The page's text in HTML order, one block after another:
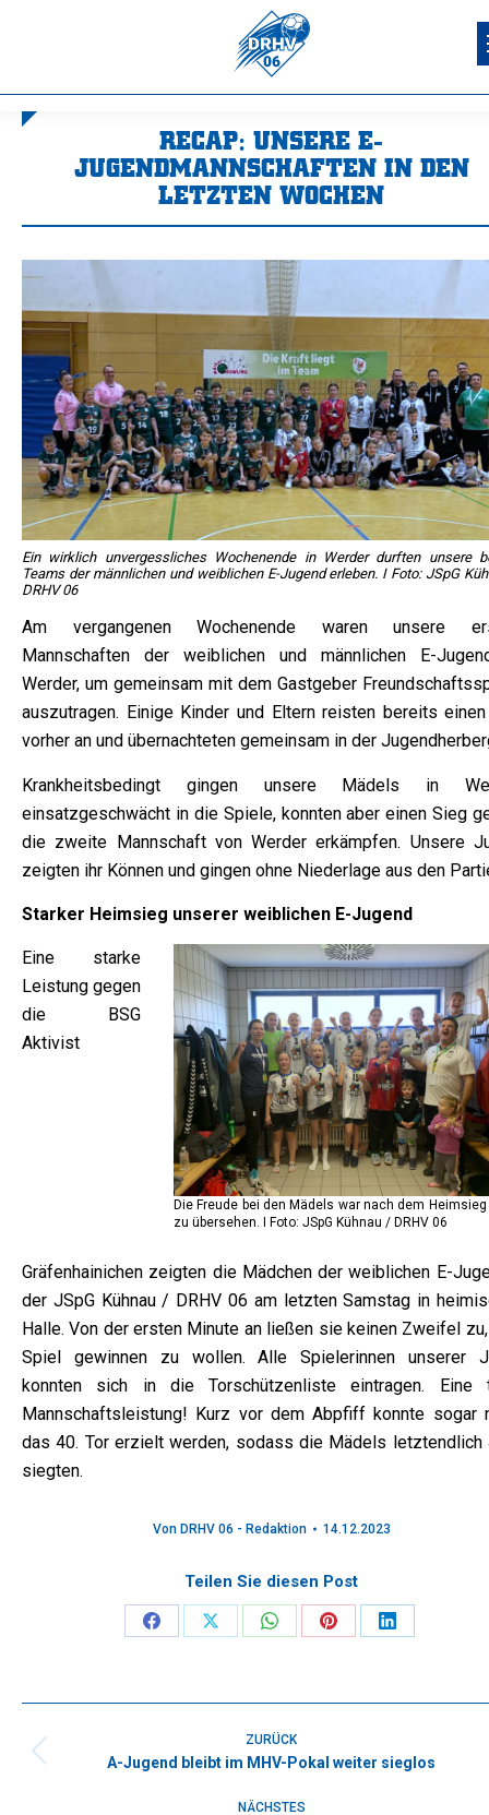
RECAP: UNSERE E-
JUGENDMANNSCHAFTEN IN DEN
LETZTEN WOCHEN
Ein wirklich unvergessliches Wochenende in Werder durften unsere
Teams der männlichen und weiblichen E-Jugend erleben. I Foto: JSpG
DRHV 06
Am vergangenen Wochenende waren unsere
Mannschaften der weiblichen und männlichen E-
Werder, um gemeinsam mit dem Gastgeber
auszutragen. Einige Kinder und Eltern reisten bereits
vorher an und übernachteten gemeinsam in der
Krankheitsbedingt gingen unsere Mädels ️in
einsatzgeschwächt in die Spiele, konnten aber einen Sieg
die zweite Mannschaft von Werder erkämpfen. Unsere
️zeigten ihr Können und gingen ohne Niederlage aus den
Starker Heimsieg unserer weiblichen E-Jugend
Die Freude bei den Mädels war nach dem
zu übersehen. I Foto: JSpG Kühnau / DRHV 06
Eine starke
Leistung gegen
die BSG
Aktivist
Gräfenhainichen zeigten die Mädchen der weiblichen E-
der JSpG Kühnau / DRHV 06 am letzten Samstag in
Halle. Von der ersten Minute an ließen sie keinen Zweifel
Spiel gewinnen zu wollen. Alle Spielerinnen unserer
konnten sich in die Torschützenliste eintragen. Eine
Mannschaftsleistung! Kurz vor dem Abpfiff konnte sogar
das 40. Tor erzielt werden, sodass die Mädels letztendlich
siegten.
Von DRHV 06 - Redaktion 14.12.2023
Teilen Sie diesen Post
Share
Facebook
Share
X
Share
WhatsApp
Share
Pinterest
Share
LinkedIn
ZURÜCK
Vorheriger
A-Jugend bleibt im MHV-Pokal weiter sieglos
NÄCHSTES